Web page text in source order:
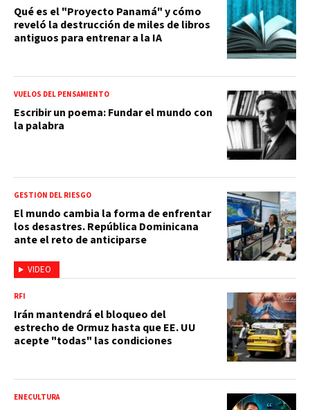
Qué es el "Proyecto Panamá" y cómo
reveló la destrucción de miles de libros
antiguos para entrenar a la IA
VUELOS DEL PENSAMIENTO
Escribir un poema: Fundar el mundo con
la palabra
VIDEO
GESTIÓN DEL RIESGO
El mundo cambia la forma de enfrentar
los desastres. República Dominicana
ante el reto de anticiparse
RFI
Irán mantendrá el bloqueo del
estrecho de Ormuz hasta que EE. UU
acepte "todas" las condiciones
ENECULTURA